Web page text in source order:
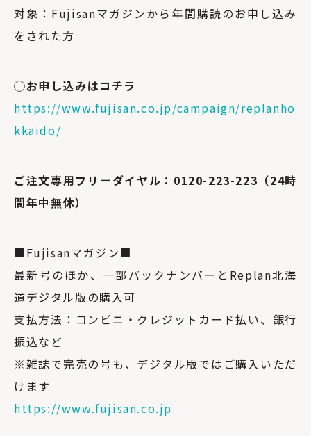
対象：Fujisanマガジンから年間購読のお申し込み
をされた方
◯お申し込みはコチラ
https://www.fujisan.co.jp/campaign/replanho
kkaido/
ご注文専用フリーダイヤル：0120-223-223（24時
間年中無休）
■Fujisanマガジン■
最新号のほか、一部バックナンバーとReplan北海
道デジタル版の購入可
支払方法：コンビニ・クレジットカード払い、銀行
振込など
※雑誌で完売の号も、デジタル版ではご購入いただ
けます
https://www.fujisan.co.jp